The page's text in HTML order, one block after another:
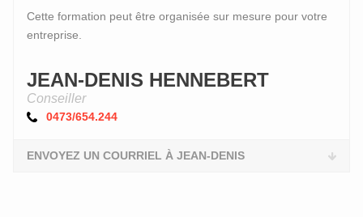
Cette formation peut être organisée sur mesure pour votre
entreprise.
JEAN-DENIS HENNEBERT
Conseiller
0473/654.244
ENVOYEZ UN COURRIEL À JEAN-DENIS